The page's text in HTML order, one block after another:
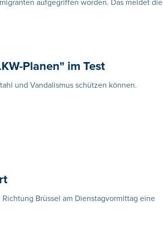
aufgegriffen worden. Das meldet die
Planen" im Test
und Vandalismus schützen können.
Brüssel am Dienstagvormittag eine